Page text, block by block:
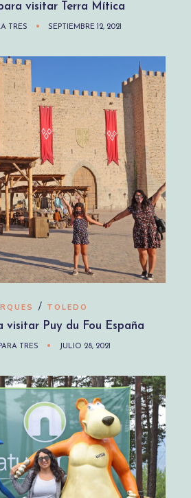
visitar Terra Mítica
TRES SEPTIEMBRE 12, 2021
/ TOLEDO
visitar Puy du Fou España
TRES JULIO 28, 2021